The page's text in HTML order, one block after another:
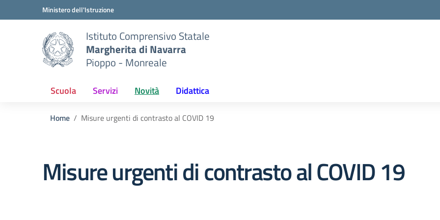
Vai ai contenuti
Vai al menu di navigazione
Ministero dell'Istruzione
Istituto Comprensivo Statale
Margherita di Navarra
Pioppo - Monreale
Scuola Servizi Novità Didattica
Home Misure urgenti di contrasto al COVID 19
Misure urgenti di contrasto al COVID 19